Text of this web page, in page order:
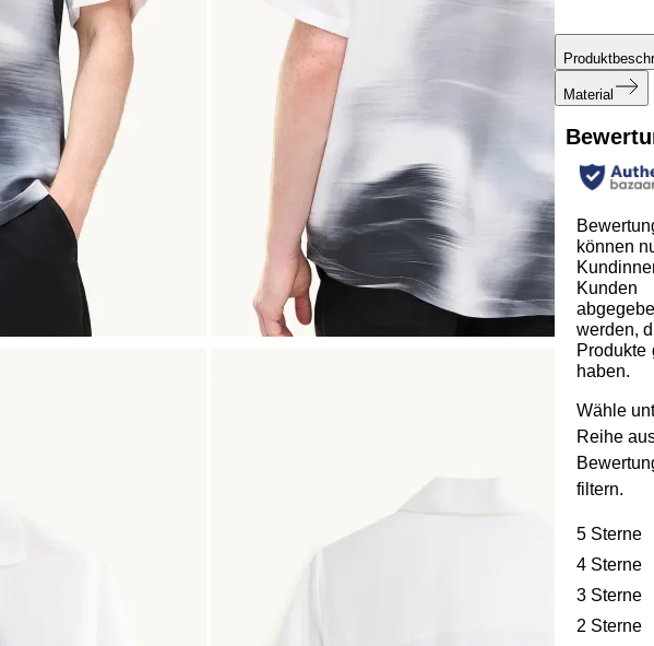
Material
können
Kunden
werden,
Produkte
haben.
Wähle
Reihe
filtern.
5 Sterne
4 Sterne
3 Sterne
2 Sterne